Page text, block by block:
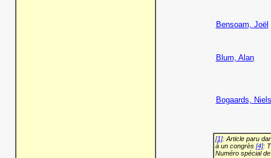
Bensoam, Joël
Blum, Alan
Bogaards, Niels
[1]: Article paru
à un congrès [4]:
Numéro spécial